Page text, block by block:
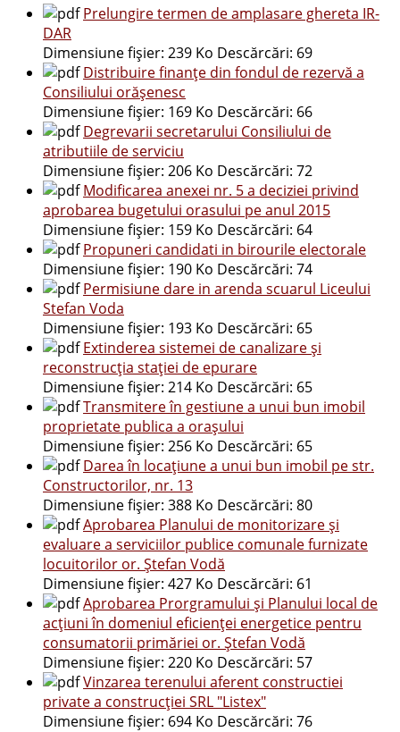
Prelungire termen de amplasare ghereta IR-
DAR
Dimensiune fișier: 239 Ko Descărcări: 69
Distribuire finanțe din fondul de rezervă a
Consiliului orășenesc
Dimensiune fișier: 169 Ko Descărcări: 66
Degrevarii secretarului Consiliului de
atributiile de serviciu
Dimensiune fișier: 206 Ko Descărcări: 72
Modificarea anexei nr. 5 a deciziei privind
aprobarea bugetului orasului pe anul 2015
Dimensiune fișier: 159 Ko Descărcări: 64
Propuneri candidati in birourile electorale
Dimensiune fișier: 190 Ko Descărcări: 74
Permisiune dare in arenda scuarul Liceului
Stefan Voda
Dimensiune fișier: 193 Ko Descărcări: 65
Extinderea sistemei de canalizare şi
reconstrucţia staţiei de epurare
Dimensiune fișier: 214 Ko Descărcări: 65
Transmitere în gestiune a unui bun imobil
proprietate publica a oraşului
Dimensiune fișier: 256 Ko Descărcări: 65
Darea în locaţiune a unui bun imobil pe str.
Constructorilor, nr. 13
Dimensiune fișier: 388 Ko Descărcări: 80
Aprobarea Planului de monitorizare şi
evaluare a serviciilor publice comunale furnizate
locuitorilor or. Ştefan Vodă
Dimensiune fișier: 427 Ko Descărcări: 61
Aprobarea Prorgramului şi Planului local de
acţiuni în domeniul eficienţei energetice pentru
consumatorii primăriei or. Ştefan Vodă
Dimensiune fișier: 220 Ko Descărcări: 57
Vinzarea terenului aferent constructiei
private a construcţiei SRL "Listex"
Dimensiune fișier: 694 Ko Descărcări: 76